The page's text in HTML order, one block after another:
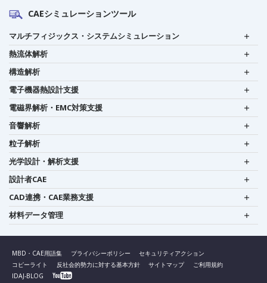
CAEシミュレーションツール
マルチフィジックス・システムシミュレーション
熱流体解析
構造解析
電子機器熱設計支援
電磁界解析・EMC対策支援
音響解析
粒子解析
光学設計・解析支援
設計者CAE
CAD連携・CAE業務支援
材料データ管理
MBD・CAE用語集 プライバシーポリシー
セキュリティアクション
コピーライト
反社会的勢力に対する基本方針 サイトマップ
ご利用規約
IDAJ-BLOG